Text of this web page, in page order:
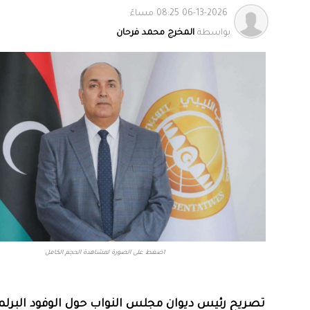
بواسطة المخرج محمد فرحان
اضغط على الصورة لمشاهدة الحجم الكامل
تصريح رئيس ديوان مجلس النواب حول الوفود